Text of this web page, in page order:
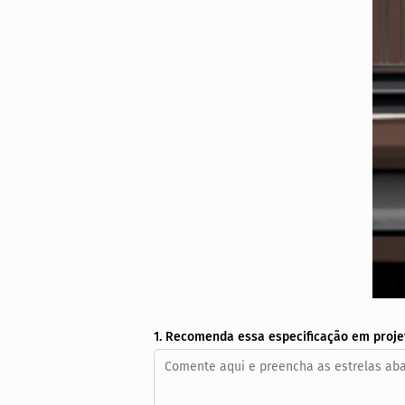
1. Recomenda essa especificação em